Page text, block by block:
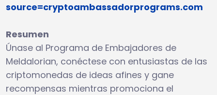
source=cryptoambassadorprograms.com
Resumen
Únase al Programa de Embajadores de
Meldalorian, conéctese con entusiastas de las
criptomonedas de ideas afines y gane
recompensas mientras promociona el